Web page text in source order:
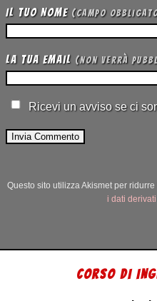
Il tuo Nome (campo
La tua Email (non verrà
Ricevi un avviso se ci
Questo sito utilizza Akismet per ridurre
i dati
CORSO DI